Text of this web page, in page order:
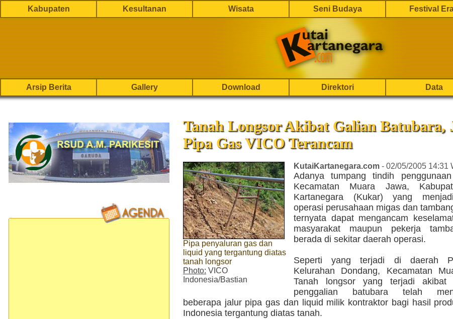
Kabupaten Kesultanan Wisata Seni Budaya Festival
Arsip Berita Gallery Download Direktori Data
Tanah Longsor Akibat Galian Batubara,
Pipa Gas VICO Terancam
Pipa penyaluran gas dan
liquid yang tergantung diatas
tanah longsor
Photo: VICO
Indonesia/Bastian
KutaiKartanegara.com - 02/05/2005 14:31
Adanya tumpang tindih
Kecamatan Muara Jawa,
Kartanegara (Kukar) yang
operasi perusahaan migas dan
ternyata dapat mengancam
masyarakat maupun pekerja
berada di sekitar daerah operasi.
Seperti yang terjadi di daerah
Kelurahan Dondang, Kecamatan
Tanah longsor yang terjadi akibat
penggalian batubara telah
beberapa jalur pipa gas dan liquid milik kontraktor bagi hasil
Indonesia tergantung diatas tanah.